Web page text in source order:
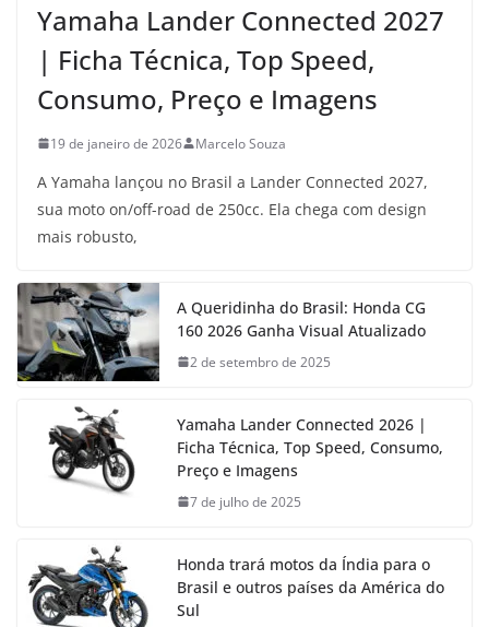
Yamaha Lander Connected 2027
| Ficha Técnica, Top Speed,
Consumo, Preço e Imagens
19 de janeiro de 2026 Marcelo Souza
A Yamaha lançou no Brasil a Lander Connected 2027,
sua moto on/off-road de 250cc. Ela chega com design
mais robusto,
A Queridinha do Brasil: Honda CG
160 2026 Ganha Visual Atualizado
2 de setembro de 2025
Yamaha Lander Connected 2026 |
Ficha Técnica, Top Speed, Consumo,
Preço e Imagens
7 de julho de 2025
Honda trará motos da Índia para o
Brasil e outros países da América do
Sul